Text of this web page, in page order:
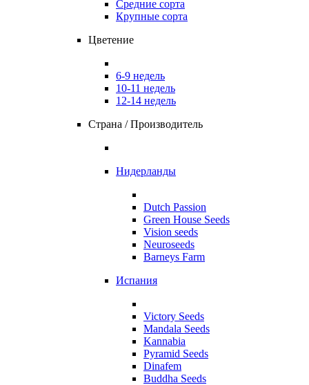
Средние сорта
Крупные сорта
Цветение
6-9 недель
10-11 недель
12-14 недель
Страна / Производитель
Нидерланды
Dutch Passion
Green House Seeds
Vision seeds
Neuroseeds
Barneys Farm
Испания
Victory Seeds
Mandala Seeds
Kannabia
Pyramid Seeds
Dinafem
Buddha Seeds